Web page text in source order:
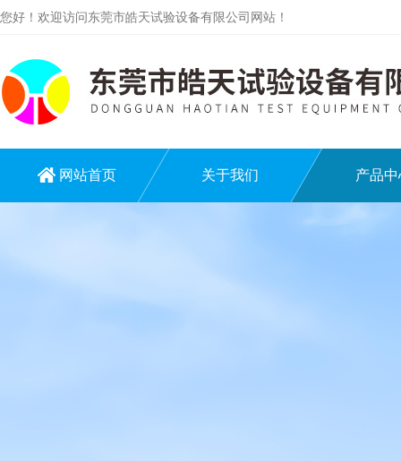
您好！欢迎访问东莞市皓天试验设备有限公司网站！
网站首页 关于我们 产品中